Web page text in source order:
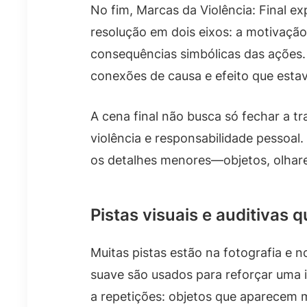
No fim, Marcas da Violência: Final
resolução em dois eixos: a
consequências simbólicas das
conexões de causa e efeito que
A cena final não busca só fechar a
violência e responsabilidade
os detalhes menores—objetos,
Pistas visuais e auditivas
Muitas pistas estão na fotografia e
suave são usados para reforçar
a repetições: objetos que aparecem